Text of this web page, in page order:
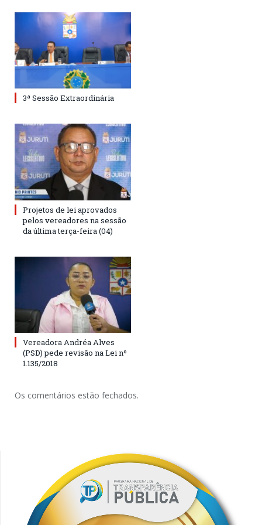
3ª Sessão Extraordinária
Projetos de lei aprovados
pelos vereadores na sessão
da última terça-feira (04)
Vereadora Andréa Alves
(PSD) pede revisão na Lei nº
1.135/2018
Os comentários estão fechados.